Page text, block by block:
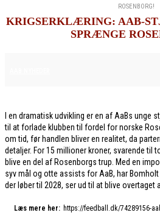
ROSENBORG!
KRIGSERKLÆRING: AAB-
SPRÆNGE
I en dramatisk udvikling er en af AaBs unge
til at forlade klubben til fordel for norske
om tid, før handlen bliver en realitet, da
detaljer. For 15 millioner kroner, svarende til
blive en del af Rosenborgs trup. Med en
syv mål og otte assists for AaB, har
der løber til 2028, ser ud til at blive overtaget
Læs mere her: https://feedball.dk/74289156-